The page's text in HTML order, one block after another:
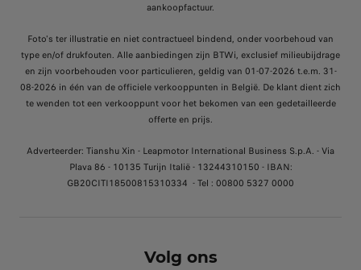
aankoopfactuur.
Foto's ter illustratie en niet contractueel bindend, onder voorbehoud van
type en/of drukfouten. Alle aanbiedingen zijn BTWi, exclusief milieubijdrage
en zijn voorbehouden voor particulieren, geldig van 01-07-2026 t.e.m. 31-
08-2026 in één van de officiele verkooppunten in België. De klant dient zich
te wenden tot een verkooppunt voor het bekomen van een gedetailleerde
offerte en prijs.
Adverteerder: Tianshu Xin - Leapmotor International Business S.p.A. - Via
Plava 86 - 10135 Turijn Italië - 13244310150 - IBAN:
GB20CITI18500815310334 - Tel : 00800 5327 0000
Volg ons